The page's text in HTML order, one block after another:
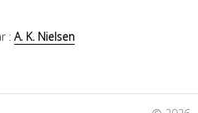
: A. K. Nielsen